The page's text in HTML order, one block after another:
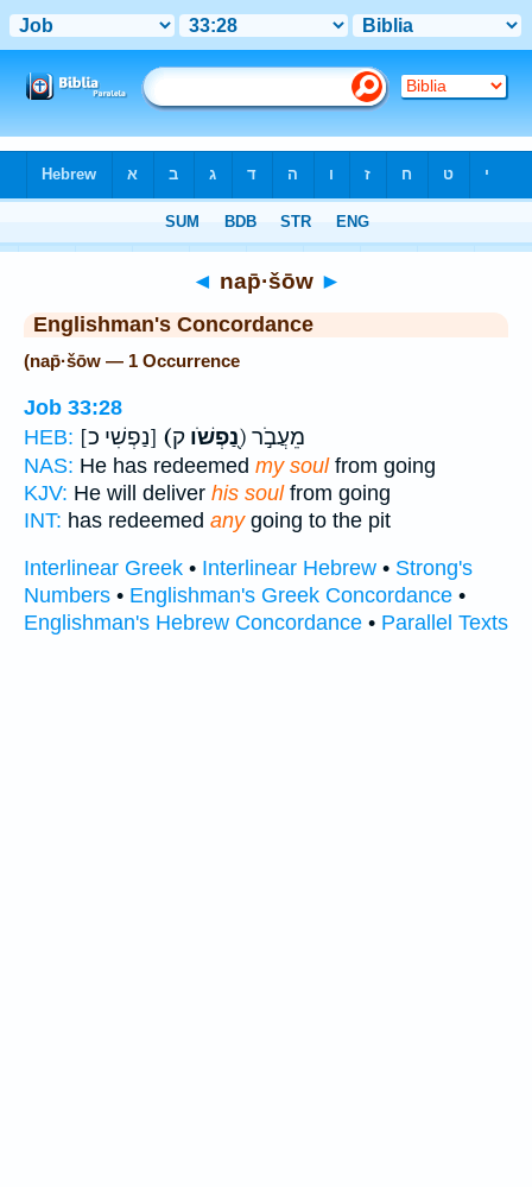
◄ nap̄·šōw ►
Englishman's Concordance
(nap̄·šōw — 1 Occurrence
Job 33:28
HEB:
[נַפְשִׁי כ] (נַ֭פְשֹׁו ק) מֵעֲבֹ֣ר
NAS: He has redeemed my soulfrom going
KJV: He will deliver his soulfrom going
INT: has redeemed anygoing to the pit
Interlinear Greek • Interlinear Hebrew • Strong's
Numbers • Englishman's Greek Concordance •
Englishman's Hebrew Concordance • Parallel Texts